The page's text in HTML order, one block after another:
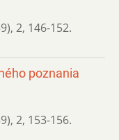
, 2, 146-152.
poznania
, 2, 153-156.